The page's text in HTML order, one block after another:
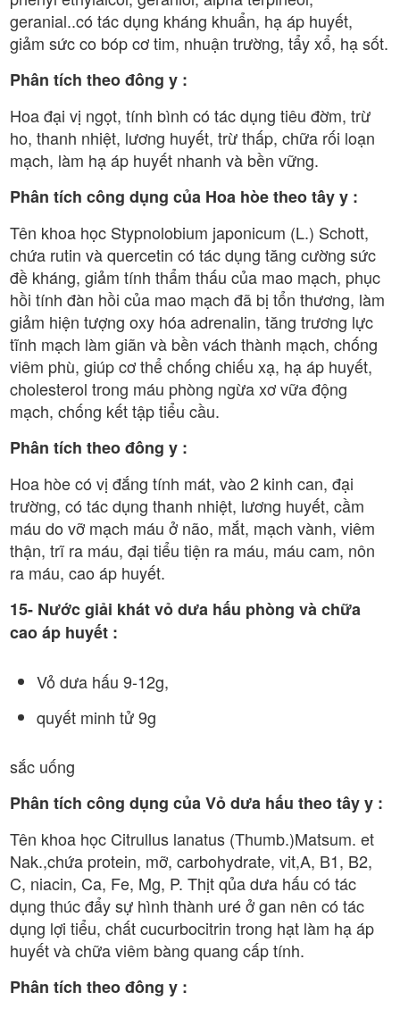
geranial..có tác dụng kháng khuẩn, hạ áp huyết,
giảm sức co bóp cơ tim, nhuận trường, tẩy xổ, hạ sốt.
Phân tích theo đông y :
Hoa đại vị ngọt, tính bình có tác dụng tiêu đờm, trừ
ho, thanh nhiệt, lương huyết, trừ thấp, chữa rối loạn
mạch, làm hạ áp huyết nhanh và bền vững.
Phân tích công dụng của Hoa hòe theo tây y :
Tên khoa học Stypnolobium japonicum (L.) Schott,
chứa rutin và quercetin có tác dụng tăng cường sức
đề kháng, giảm tính thẩm thấu của mao mạch, phục
hồi tính đàn hồi của mao mạch đã bị tổn thương, làm
giảm hiện tượng oxy hóa adrenalin, tăng trương lực
tĩnh mạch làm giãn và bền vách thành mạch, chống
viêm phù, giúp cơ thể chống chiếu xạ, hạ áp huyết,
cholesterol trong máu phòng ngừa xơ vữa động
mạch, chống kết tập tiểu cầu.
Phân tích theo đông y :
Hoa hòe có vị đắng tính mát, vào 2 kinh can, đại
trường, có tác dụng thanh nhiệt, lương huyết, cầm
máu do vỡ mạch máu ở não, mắt, mạch vành, viêm
thận, trĩ ra máu, đại tiểu tiện ra máu, máu cam, nôn
ra máu, cao áp huyết.
15- Nước giải khát vỏ dưa hấu phòng và chữa
cao áp huyết :
Vỏ dưa hấu 9-12g,
quyết minh tử 9g
sắc uống
Phân tích công dụng của Vỏ dưa hấu theo tây y :
Tên khoa học Citrullus lanatus (Thumb.)Matsum. et
Nak.,chứa protein, mỡ, carbohydrate, vit,A, B1, B2,
C, niacin, Ca, Fe, Mg, P. Thịt qủa dưa hấu có tác
dụng thúc đẩy sự hình thành uré ở gan nên có tác
dụng lợi tiểu, chất cucurbocitrin trong hạt làm hạ áp
huyết và chữa viêm bàng quang cấp tính.
Phân tích theo đông y :